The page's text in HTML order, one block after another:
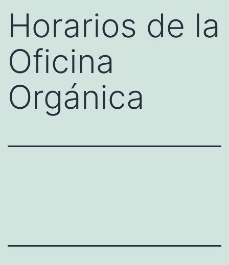
Horarios de la
Oficina
Orgánica